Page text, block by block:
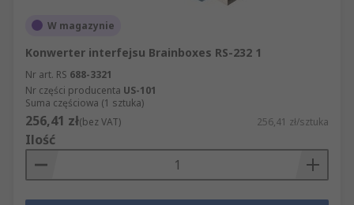
W magazynie
Konwerter interfejsu Brainboxes RS-232 1
Nr art. RS 688-3321
Nr części producenta US-101
Suma częściowa (1 sztuka)
256,41 zł(bez VAT) 256,41 zł/sztuka
Ilość